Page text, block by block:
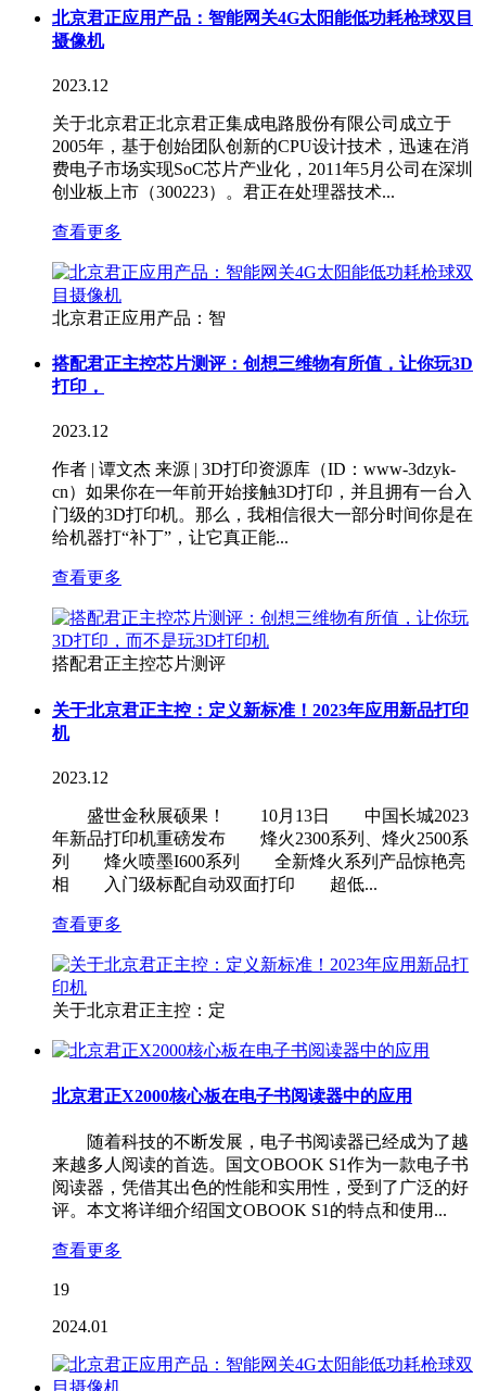
北京君正应用产品：智能网关4G太阳能低功耗枪球双目
摄像机
2023.12
关于北京君正北京君正集成电路股份有限公司成立于
2005年，基于创始团队创新的CPU设计技术，迅速在消
费电子市场实现SoC芯片产业化，2011年5月公司在深圳
创业板上市（300223）。君正在处理器技术...
查看更多
北京君正应用产品：智
搭配君正主控芯片测评：创想三维物有所值，让你玩3D
打印，
2023.12
作者 | 谭文杰 来源 | 3D打印资源库（ID：www-3dzyk-
cn）如果你在一年前开始接触3D打印，并且拥有一台入
门级的3D打印机。那么，我相信很大一部分时间你是在
给机器打“补丁”，让它真正能...
查看更多
搭配君正主控芯片测评
关于北京君正主控：定义新标准！2023年应用新品打印
机
2023.12
盛世金秋展硕果！ 10月13日 中国长城2023
年新品打印机重磅发布 烽火2300系列、烽火2500系
列 烽火喷墨I600系列 全新烽火系列产品惊艳亮
相 入门级标配自动双面打印 超低...
查看更多
关于北京君正主控：定
北京君正X2000核心板在电子书阅读器中的应用
随着科技的不断发展，电子书阅读器已经成为了越
来越多人阅读的首选。国文OBOOK S1作为一款电子书
阅读器，凭借其出色的性能和实用性，受到了广泛的好
评。本文将详细介绍国文OBOOK S1的特点和使用...
查看更多
19
2024.01